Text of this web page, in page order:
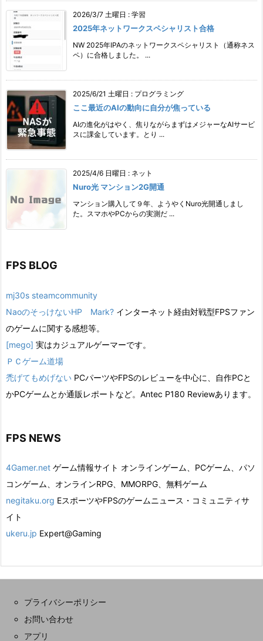
2026/3/7 土曜日 : 学習
2025年ネットワークスペシャリスト合格
NW 2025年IPAのネットワークスペシャリスト（通称ネス
ペ）に合格しました。 ...
2025/6/21 土曜日 : プログラミング
ここ最近のAIの動向に自分が焦っている
AIの進化がはやく、焦りながらまずはメジャーなAIサービ
スに課金しています。とり ...
2025/4/6 日曜日 : ネット
Nuro光 マンション2G開通
マンション購入して９年、ようやくNuro光開通しまし
た。スマホやPCからの実測だ ...
FPS BLOG
mj30s steamcommunity
NaoのそっけないHP Mark? インターネット経由対戦型FPSファン
のゲームに関する感想等。
[mego] 実はカジュアルゲーマーです。
ＰＣゲーム道場
禿げてもめげない PCパーツやFPSのレビューを中心に、自作PCと
かPCゲームとか通販レポートなど。Antec P180 Reviewあります。
FPS NEWS
4Gamer.net ゲーム情報サイト オンラインゲーム、PCゲーム、パソ
コンゲーム、オンラインRPG、MMORPG、無料ゲーム
negitaku.org EスポーツやFPSのゲームニュース・コミュニティサ
イト
ukeru.jp Expert@Gaming
プライバシーポリシー
お問い合わせ
アプリ